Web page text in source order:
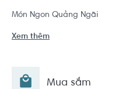
Món Ngon Quảng Ngãi
Xem thêm
Mua sắm